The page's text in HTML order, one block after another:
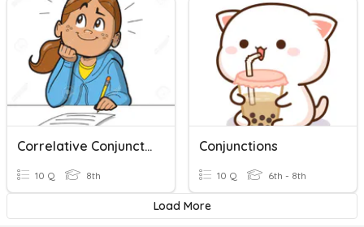
Correlative Conjunctions
10 Q 8th
Conjunctions
10 Q 6th - 8th
Load More